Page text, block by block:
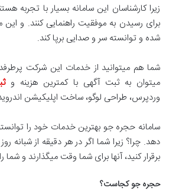
زیرا کارشناسان این سامانه بسیار با تجربه
برای رسیدن به موفقیت راهنمایی کنند. و این
شده و توانسته سر و صدایی برپا کند.
شما هم میتوانید از خدمات این شرکت
میتوان به ثبت آگهی با کمترین هزینه و
وردپرس، طراحی لوگو، ساخت اپلیکیشن
سامانه حجره جو بهترین خدمات خود را توانسته
دهد. چرا؟ زیرا شما اگر در هر دقیقه از شبانه
برقرار کنید، آنها برای شما وقت میگذارند و شما
حجره جو کجاست؟